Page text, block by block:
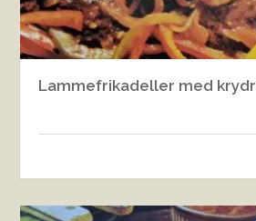
Lammefrikadeller med